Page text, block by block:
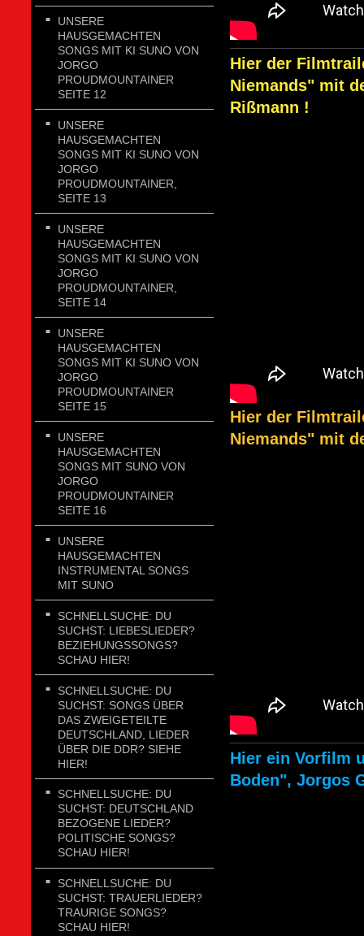
UNSERE
HAUSGEMACHTEN
SONGS MIT KI SUNO VON
JORGO
PROUDMOUNTAINER
SEITE 12
UNSERE
HAUSGEMACHTEN
SONGS MIT KI SUNO VON
JORGO
PROUDMOUNTAINER,
SEITE 13
UNSERE
HAUSGEMACHTEN
SONGS MIT KI SUNO VON
JORGO
PROUDMOUNTAINER,
SEITE 14
UNSERE
HAUSGEMACHTEN
SONGS MIT KI SUNO VON
JORGO
PROUDMOUNTAINER
SEITE 15
UNSERE
HAUSGEMACHTEN
SONGS MIT SUNO VON
JORGO
PROUDMOUNTAINER
SEITE 16
UNSERE
HAUSGEMACHTEN
INSTRUMENTAL SONGS
MIT SUNO
SCHNELLSUCHE: DU
SUCHST: LIEBESLIEDER?
BEZIEHUNGSSONGS?
SCHAU HIER!
SCHNELLSUCHE: DU
SUCHST: SONGS ÜBER
DAS ZWEIGETEILTE
DEUTSCHLAND, LIEDER
ÜBER DIE DDR? SIEHE
HIER!
SCHNELLSUCHE: DU
SUCHST: DEUTSCHLAND
BEZOGENE LIEDER?
POLITISCHE SONGS?
SCHAU HIER!
SCHNELLSUCHE: DU
SUCHST: TRAUERLIEDER?
TRAURIGE SONGS?
SCHAU HIER!
Hier der
Niemands" mit
Rißmann !
Hier der
Niemands" mit
Hier ein Vorfilm
Boden", Jorgos